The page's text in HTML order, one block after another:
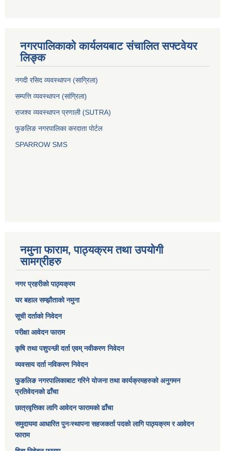
नगरपालिकाको कार्यलयबाट संचालित सफ्टवेयर
लिङ्क
नगदी रसिद व्यवस्थापन (साग्रिला)
सम्पत्ति व्यवस्थापन (सांग्रिला)
राजश्व व्यवस्थापन प्रणाली (SUTRA)
फुङलिङ नगरपालिका करदाता पोर्टल
SPARROW SMS
नमुना फाराम, पाठ्यक्रम तथा उपयोगी
सामग्रीहरु
नगर प्रहरीको पाठ्यक्रम
घर बहाल सम्झौताको नमुना
सूची दर्ताको निवेदन
परीक्षा आवेदन फाराम
कृषि तथा पशुपन्छी दर्ता एवम् नवीकरण निवेदन
व्यवसाय दर्ता नविकरण निवेदन
फुङलिङ नगरपालिकाबाट गरिने योजना तथा कार्यक्रमहरुको अनुगमन
प्रतिवेदनको ढाँचा
छात्रवृत्तिका लागि आवेदन फारामको ढाँचा
समुदायमा आधारित पुनःस्थापना सहजकर्ता पदको लागि पाठ्यक्रम र आवेदन
फाराम